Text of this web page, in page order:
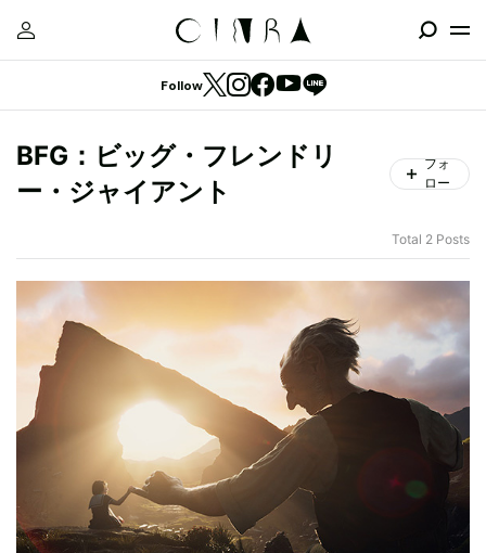
Follow
BFG：ビッグ・フレンドリ
ー・ジャイアント
フォ
ロー
Total 2 Posts